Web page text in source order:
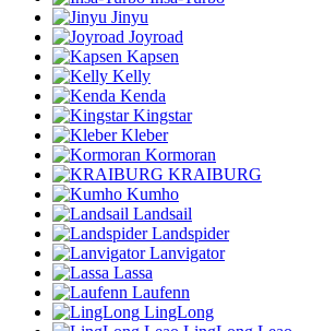
Jinyu
Joyroad
Kapsen
Kelly
Kenda
Kingstar
Kleber
Kormoran
KRAIBURG
Kumho
Landsail
Landspider
Lanvigator
Lassa
Laufenn
LingLong